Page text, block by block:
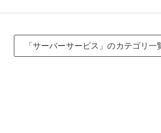
「サーバーサービス」のカテゴリ一